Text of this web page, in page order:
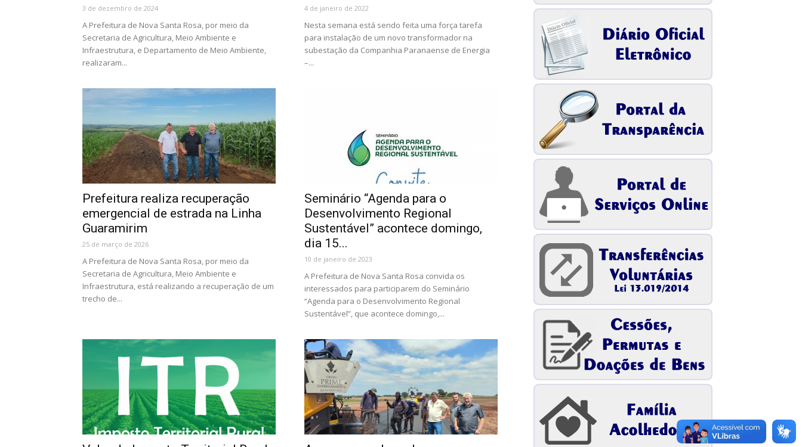
3 de dezembro de 2024
A Prefeitura de Nova Santa Rosa, por meio da
Secretaria de Agricultura, Meio Ambiente e
Infraestrutura, e Departamento de Meio Ambiente,
realizaram...
4 de janeiro de 2022
Nesta semana está sendo feita uma força tarefa
para instalação de um novo transformador na
subestação da Companhia Paranaense de Energia
–...
Prefeitura realiza recuperação
emergencial de estrada na Linha
Guaramirim
25 de março de 2026
A Prefeitura de Nova Santa Rosa, por meio da
Secretaria de Agricultura, Meio Ambiente e
Infraestrutura, está realizando a recuperação de um
trecho de...
Seminário “Agenda para o
Desenvolvimento Regional
Sustentável” acontece domingo,
dia 15...
10 de janeiro de 2023
A Prefeitura de Nova Santa Rosa convida os
interessados para participarem do Seminário
“Agenda para o Desenvolvimento Regional
Sustentável”, que acontece domingo,...